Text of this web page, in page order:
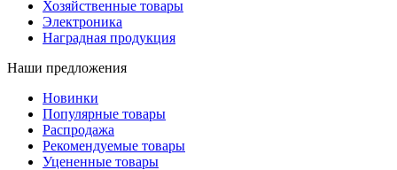
Хозяйственные товары
Электроника
Наградная продукция
Наши предложения
Новинки
Популярные товары
Распродажа
Рекомендуемые товары
Уцененные товары